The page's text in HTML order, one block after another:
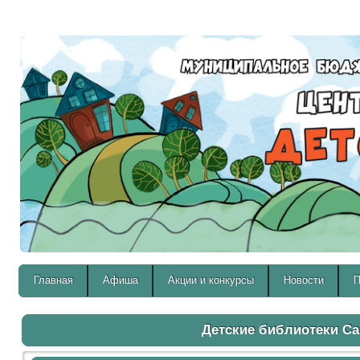
Главная Афиша Акции и конкурсы Новости
Детские библиотеки